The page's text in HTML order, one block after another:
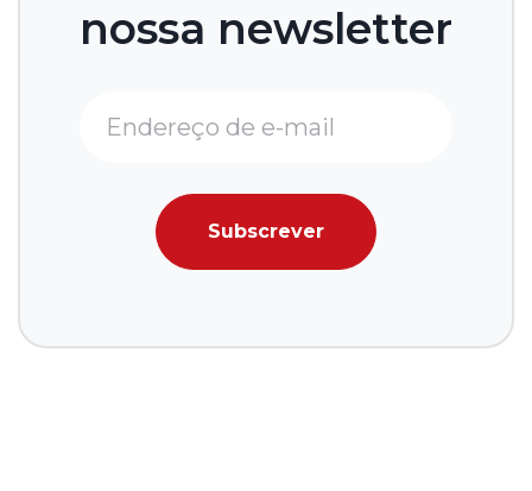
nossa newsletter
Subscrever